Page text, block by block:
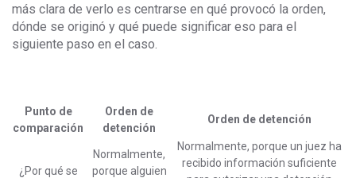
más clara de verlo es centrarse en qué provocó la orden,
dónde se originó y qué puede significar eso para el
siguiente paso en el caso.
Punto de
comparación
Orden de
detención
Orden de detención
¿Por qué se
Normalmente,
porque alguien
Normalmente, porque un juez ha
recibido información suficiente